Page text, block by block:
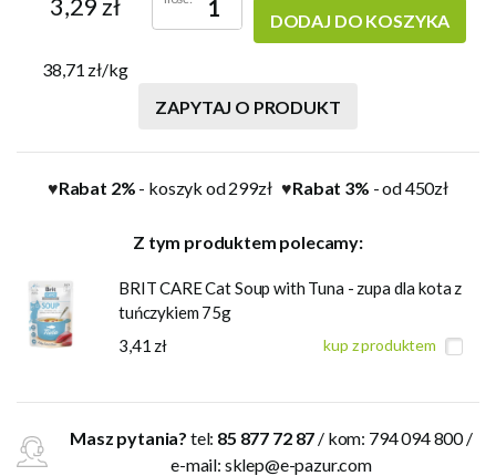
38,71 zł/kg
DODAJ DO KOSZYKA
ZAPYTAJ O PRODUKT
♥Rabat 2% - koszyk od 299zł♥Rabat 3% - od 450zł
Z tym produktem polecamy:
BRIT CARE Cat Soup with Tuna - zupa dla kota z
tuńczykiem 75g
3,41 zł
kup z produktem
Masz pytania? tel: 85 877 72 87 / kom: 794 094 800 /
e-mail: sklep@e-pazur.com